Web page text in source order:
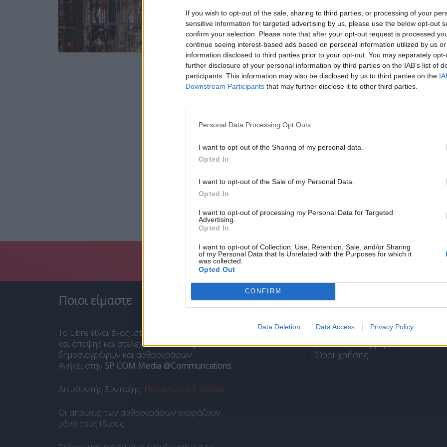
If you wish to opt-out of the sale, sharing to third parties, or processing of your
sensitive information for targeted advertising by us, please use the below opt-out
confirm your selection. Please note that after your opt-out request is processed
continue seeing interest-based ads based on personal information utilized by us
information disclosed to third parties prior to your opt-out. You may separately
further disclosure of your personal information by third parties on the IAB’s list of
participants. This information may also be disclosed by us to third parties on the
Downstream Participants that may further disclose it to other third parties.
Personal Data Processing Opt Outs
I want to opt-out of the Sharing of my personal data.
Opted In
I want to opt-out of the Sale of my Personal Data.
Opted In
I want to opt-out of processing my Personal Data for Targeted
Advertising.
Opted In
I want to opt-out of Collection, Use, Retention, Sale, and/or Sharing
of my Personal Data that Is Unrelated with the Purposes for which it
was collected.
Opted Out
CONFIRM
Data Deletion Data Access Privacy Policy
Η Συντακτική ομάδα του Libre
13 Μαΐου, 2026
Μια θολή φωτογραφία από κάμερα
ασφαλείας δείχνει μια σιλουέτα ενός
στα χέρια του αυτό που η αστυνομία είπε
Λέμπερκ με τον άνδρα να τρέχει ανάμεσα
Λαυρεντίου και της Αγίας Ζντισλάβα στο
Ποιοι είμαστε
Το Libre είναι ένας ιστότοπος ενημέρωσης
και άποψης και στελεχώνεται από ομάδα
δημοσιογράφων και αρθρογράφων.
Ανήκει στην SP COM Media @Communcations.
Διευθυντής Σύνταξης: Παναγιώτης Ι. Δρίβας.
Οι απόψεις των αρθρογράφων εκφράζουν
μόνο τους ίδιους.
Πληροφορίες
Ταυτότητα
Πολιτική απορρήτου
Όροι χρήσης